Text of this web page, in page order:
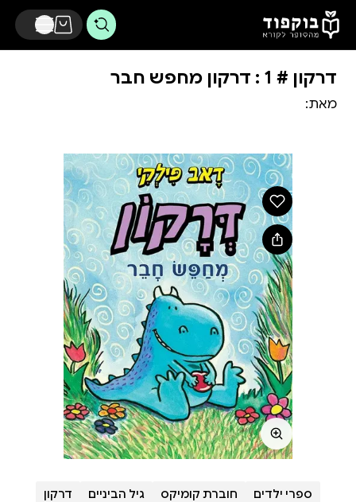
דלג לתוכן הראשי
דרקון # 1 : דרקון מחפש חבר
מאת:
ספרי ילדים חוברת קומיקס גיל הביניים
דרקון